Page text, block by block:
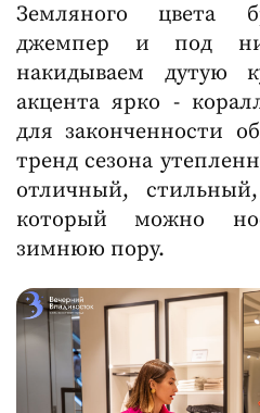
Земляного цвета
джемпер и под
накидываем дутую
акцента ярко -
для законченности
тренд сезона
отличный,
который можно
зимнюю пору.